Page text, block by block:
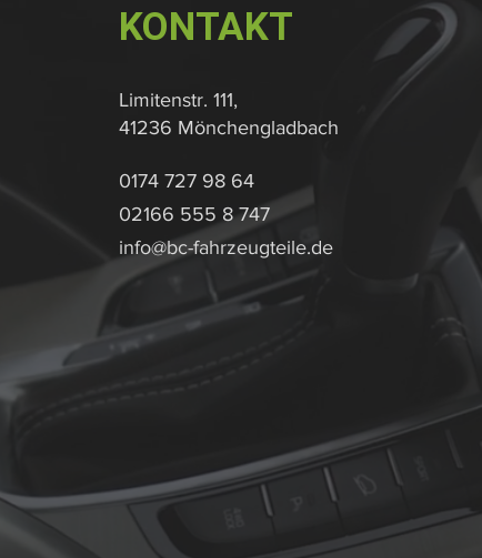
KONTAKT
Limitenstr. 111,
41236 Mönchengladbach
0174 727 98 64
02166 555 8 747
info@bc-fahrzeugteile.de